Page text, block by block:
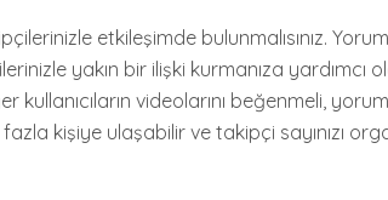
etkileşimde bulunmalısınız.
yakın bir ilişki kurmanıza yardımcı
videolarını beğenmeli,
kişiye ulaşabilir ve takipçi sayınızı